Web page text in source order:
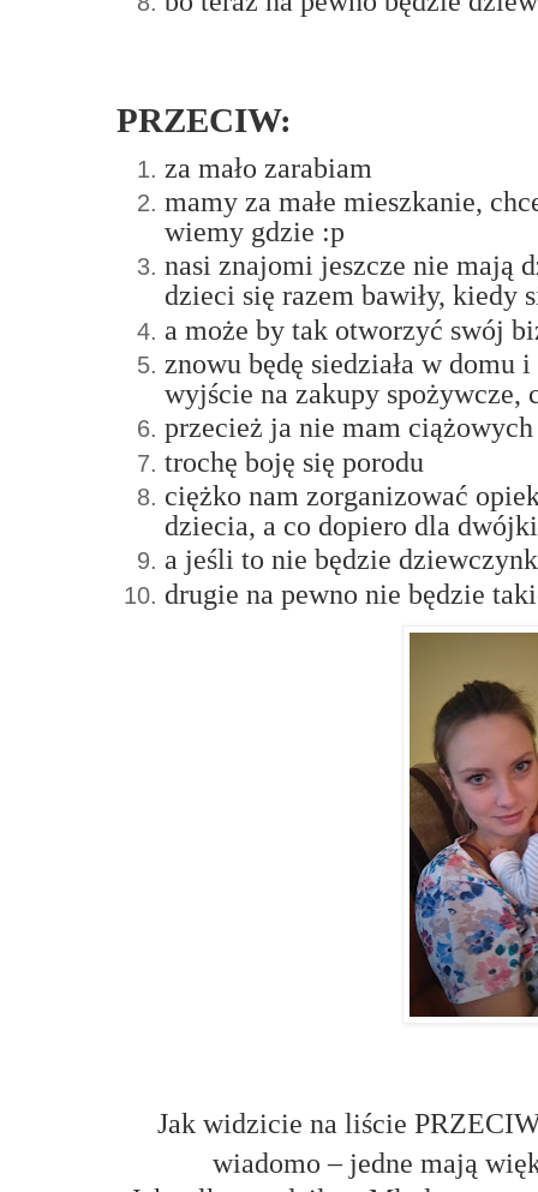
PRZECIW:
za mało zarabiam
mamy za małe mieszkanie,
wiemy gdzie :p
nasi znajomi jeszcze nie mają
dzieci się razem bawiły, kiedy
a może by tak otworzyć swój
znowu będę siedziała w
wyjście na zakupy spożywcze,
przecież ja nie mam
trochę boję się porodu
ciężko nam zorganizować
dziecia, a co dopiero dla
a jeśli to nie będzie
drugie na pewno nie będzie
Jak widzicie na liście
wiadomo – jedne mają